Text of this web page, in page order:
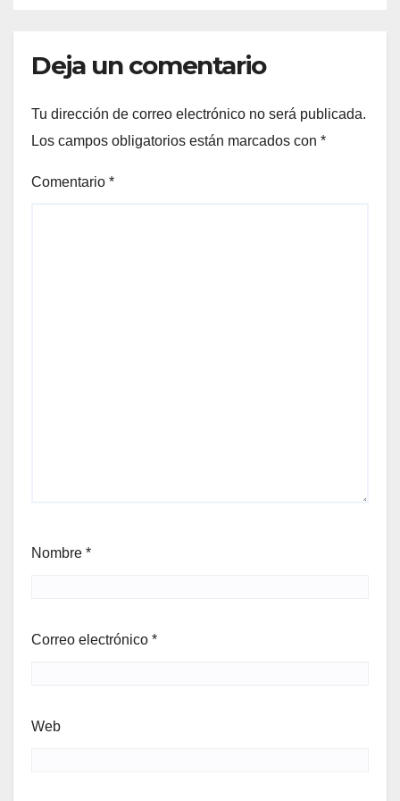
Deja un comentario
Tu dirección de correo electrónico no será publicada.
Los campos obligatorios están marcados con *
Comentario *
Nombre *
Correo electrónico *
Web